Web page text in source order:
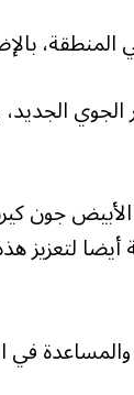
المنطقة،
جون
لتعزيز
في